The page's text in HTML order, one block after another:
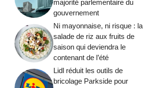
majorité parlementaire du
gouvernement
Ni mayonnaise, ni risque : la
salade de riz aux fruits de
saison qui deviendra le
contenant de l’été
Lidl réduit les outils de
bricolage Parkside pour